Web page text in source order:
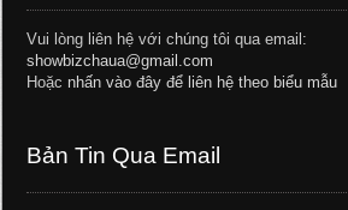
Vui lòng liên hệ với chúng tôi qua email:
showbizchaua@gmail.com
Hoặc nhấn vào đây để liên hệ theo biểu mẫu
Bản Tin Qua Email